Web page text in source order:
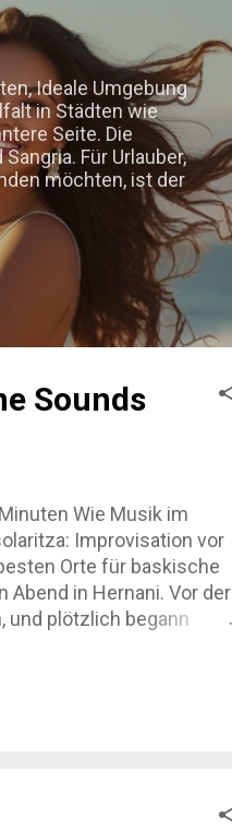
Ideale Umgebung
in Städten wie
Seite. Die
Für Urlauber,
möchten, ist der
Sounds
Wie Musik im
Improvisation vor
Orte für baskische
Abend in Hernani. Vor der
und plötzlich begann
sondern wie